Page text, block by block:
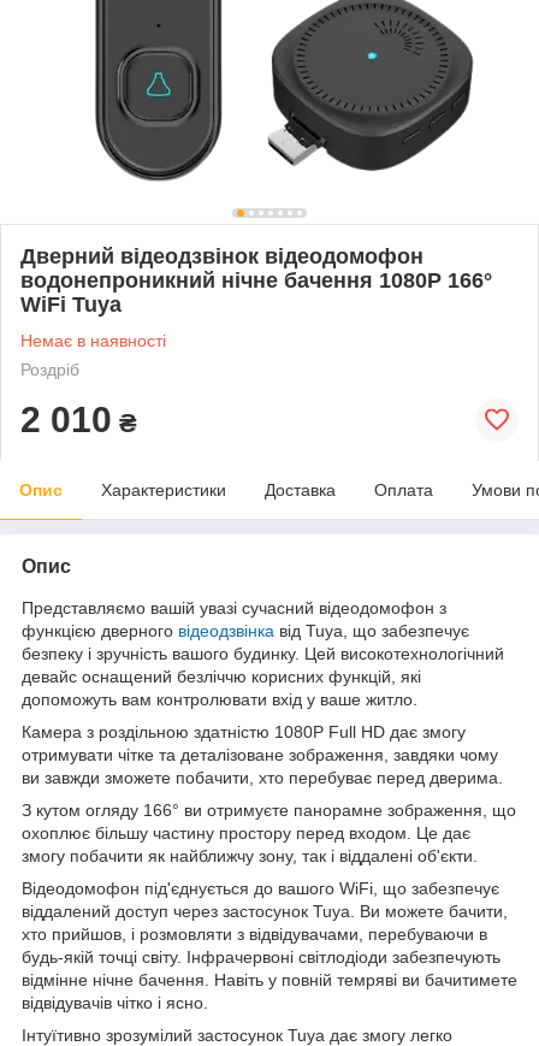
Дверний відеодзвінок відеодомофон
водонепроникний нічне бачення 1080P 166°
WiFi Tuya
Немає в наявності
Роздріб
2 010 ₴
Опис Характеристики Доставка Оплата Умови
Опис
Представляємо вашій увазі сучасний відеодомофон з
функцією дверного відеодзвінка від Tuya, що забезпечує
безпеку і зручність вашого будинку. Цей високотехнологічний
девайс оснащений безліччю корисних функцій, які
допоможуть вам контролювати вхід у ваше житло.
Камера з роздільною здатністю 1080P Full HD дає змогу
отримувати чітке та деталізоване зображення, завдяки чому
ви завжди зможете побачити, хто перебуває перед дверима.
З кутом огляду 166° ви отримуєте панорамне зображення, що
охоплює більшу частину простору перед входом. Це дає
змогу побачити як найближчу зону, так і віддалені об'єкти.
Відеодомофон під'єднується до вашого WiFi, що забезпечує
віддалений доступ через застосунок Tuya. Ви можете бачити,
хто прийшов, і розмовляти з відвідувачами, перебуваючи в
будь-якій точці світу. Інфрачервоні світлодіоди забезпечують
відмінне нічне бачення. Навіть у повній темряві ви бачитимете
відвідувачів чітко і ясно.
Інтуїтивно зрозумілий застосунок Tuya дає змогу легко